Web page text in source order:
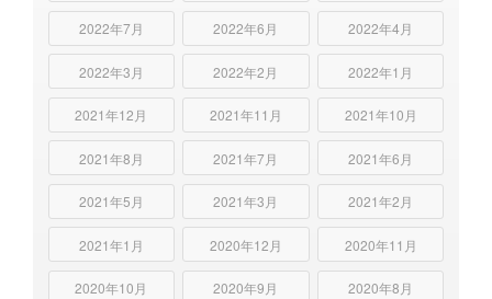
2022年7月 2022年6月 2022年4月
2022年3月 2022年2月 2022年1月
2021年12月 2021年11月 2021年10月
2021年8月 2021年7月 2021年6月
2021年5月 2021年3月 2021年2月
2021年1月 2020年12月 2020年11月
2020年10月 2020年9月 2020年8月